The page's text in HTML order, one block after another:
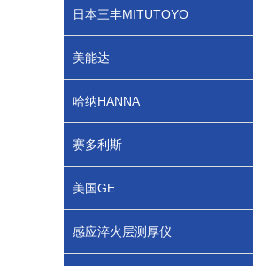
日本三丰MITUTOYO
美能达
哈纳HANNA
赛多利斯
美国GE
感应淬火层测厚仪